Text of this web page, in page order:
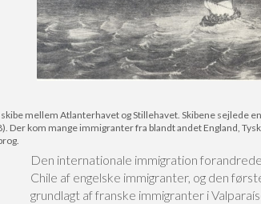
skibe mellem Atlanterhavet og Stillehavet. Skibene
Der kom mange immigranter fra blandt andet England,
Den internationale immigration
Chile af engelske immigranter, og den
grundlagt af franske immigranter i